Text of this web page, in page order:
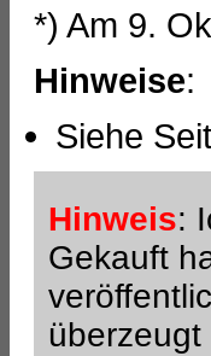
*) Am 9.
Hinweise:
Siehe
Hinweis:
Gekauft